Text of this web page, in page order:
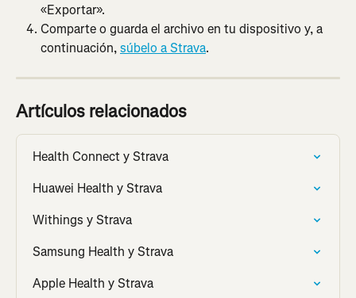
«Exportar».
Comparte o guarda el archivo en tu dispositivo y, a
continuación, súbelo a Strava.
Artículos relacionados
Health Connect y Strava
Huawei Health y Strava
Withings y Strava
Samsung Health y Strava
Apple Health y Strava